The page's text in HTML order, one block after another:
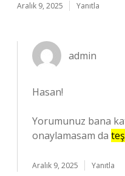
Aralık 9, 2025 Yanıtla
admin
Hasan!
Yorumunuz bana
onaylamasam da
Aralık 9, 2025 Yanıtla